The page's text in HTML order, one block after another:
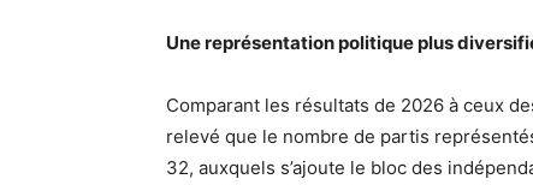
Une représentation politique plus
Comparant les résultats de 2026 à ceux
relevé que le nombre de partis
32, auxquels s’ajoute le bloc des